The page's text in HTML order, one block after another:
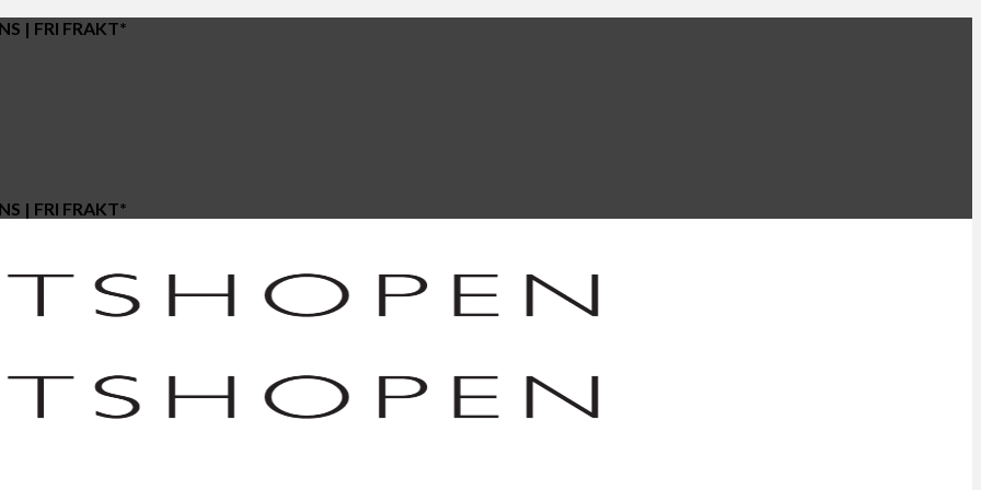
| FRI FRAKT*
| FRI FRAKT*